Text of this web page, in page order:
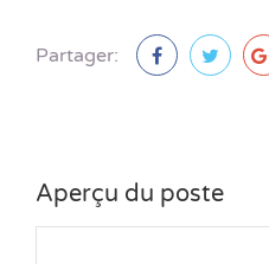
Partager:
Aperçu du poste